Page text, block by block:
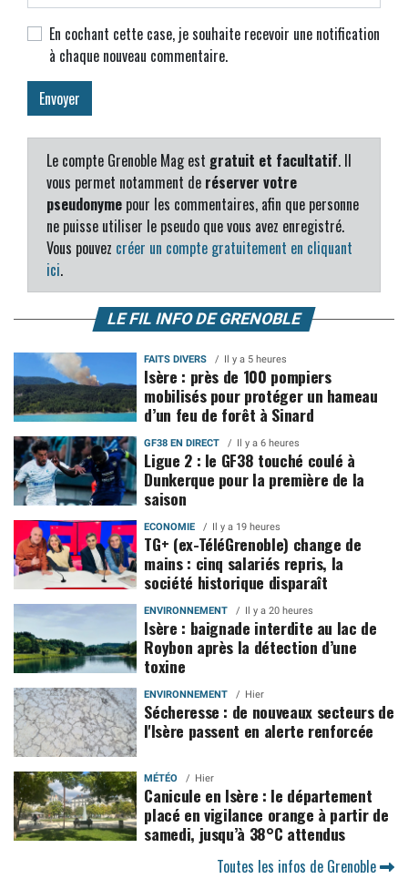
En cochant cette case, je souhaite recevoir une notification
à chaque nouveau commentaire.
Le compte Grenoble Mag est gratuit et facultatif. Il
vous permet notamment de réserver votre
pseudonyme pour les commentaires, afin que personne
ne puisse utiliser le pseudo que vous avez enregistré.
Vous pouvez créer un compte gratuitement en cliquant
ici.
LE FIL INFO DE GRENOBLE
FAITS DIVERS Il y a 5 heures
Isère : près de 100 pompiers
mobilisés pour protéger un hameau
d’un feu de forêt à Sinard
GF38 EN DIRECT Il y a 6 heures
Ligue 2 : le GF38 touché coulé à
Dunkerque pour la première de la
saison
ECONOMIE Il y a 19 heures
TG+ (ex-TéléGrenoble) change de
mains : cinq salariés repris, la
société historique disparaît
ENVIRONNEMENT Il y a 20 heures
Isère : baignade interdite au lac de
Roybon après la détection d’une
toxine
ENVIRONNEMENT Hier
Sécheresse : de nouveaux secteurs de
l'Isère passent en alerte renforcée
MÉTÉO Hier
Canicule en Isère : le département
placé en vigilance orange à partir de
samedi, jusqu’à 38°C attendus
Toutes les infos de Grenoble